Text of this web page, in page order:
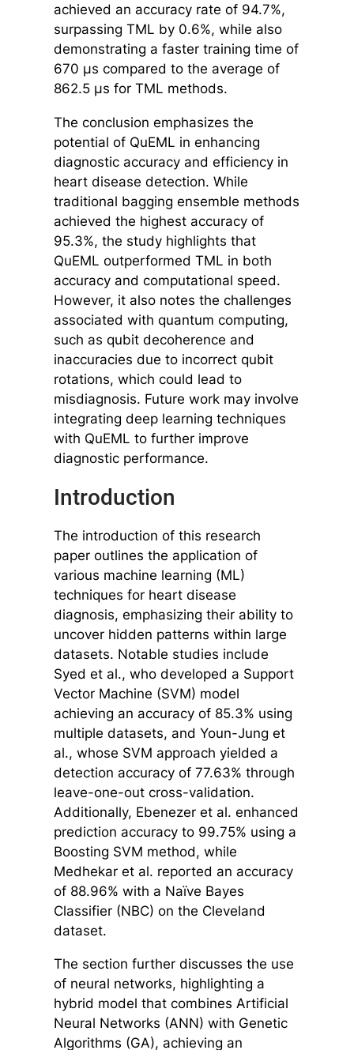
achieved an accuracy rate of 94.7%,
surpassing TML by 0.6%, while also
demonstrating a faster training time of
670 µs compared to the average of
862.5 µs for TML methods.
The conclusion emphasizes the
potential of QuEML in enhancing
diagnostic accuracy and efficiency in
heart disease detection. While
traditional bagging ensemble methods
achieved the highest accuracy of
95.3%, the study highlights that
QuEML outperformed TML in both
accuracy and computational speed.
However, it also notes the challenges
associated with quantum computing,
such as qubit decoherence and
inaccuracies due to incorrect qubit
rotations, which could lead to
misdiagnosis. Future work may involve
integrating deep learning techniques
with QuEML to further improve
diagnostic performance.
Introduction
The introduction of this research
paper outlines the application of
various machine learning (ML)
techniques for heart disease
diagnosis, emphasizing their ability to
uncover hidden patterns within large
datasets. Notable studies include
Syed et al., who developed a Support
Vector Machine (SVM) model
achieving an accuracy of 85.3% using
multiple datasets, and Youn-Jung et
al., whose SVM approach yielded a
detection accuracy of 77.63% through
leave-one-out cross-validation.
Additionally, Ebenezer et al. enhanced
prediction accuracy to 99.75% using a
Boosting SVM method, while
Medhekar et al. reported an accuracy
of 88.96% with a Naïve Bayes
Classifier (NBC) on the Cleveland
dataset.
The section further discusses the use
of neural networks, highlighting a
hybrid model that combines Artificial
Neural Networks (ANN) with Genetic
Algorithms (GA), achieving an